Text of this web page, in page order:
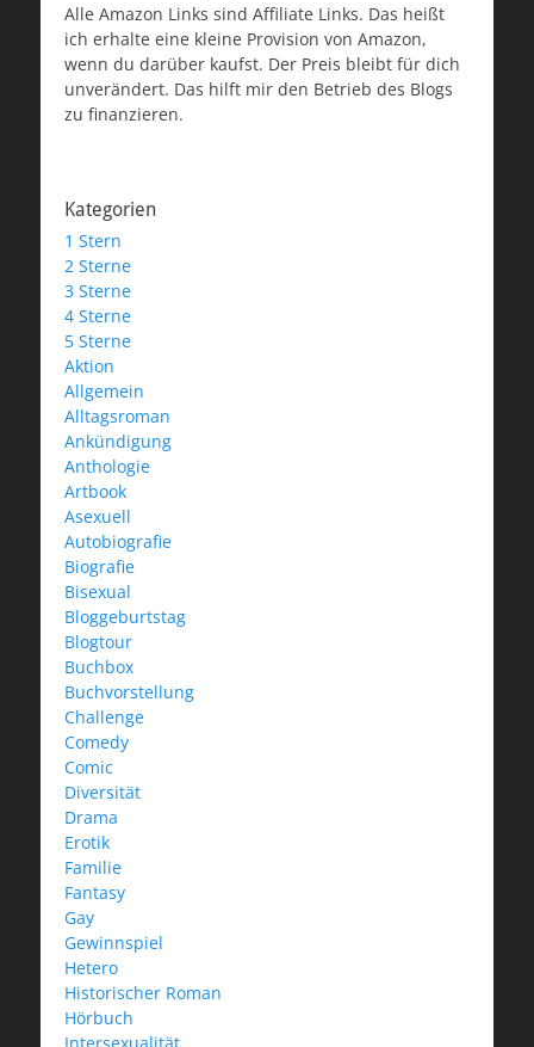
Alle Amazon Links sind Affiliate Links. Das heißt
ich erhalte eine kleine Provision von Amazon,
wenn du darüber kaufst. Der Preis bleibt für dich
unverändert. Das hilft mir den Betrieb des Blogs
zu finanzieren.
Kategorien
1 Stern
2 Sterne
3 Sterne
4 Sterne
5 Sterne
Aktion
Allgemein
Alltagsroman
Ankündigung
Anthologie
Artbook
Asexuell
Autobiografie
Biografie
Bisexual
Bloggeburtstag
Blogtour
Buchbox
Buchvorstellung
Challenge
Comedy
Comic
Diversität
Drama
Erotik
Familie
Fantasy
Gay
Gewinnspiel
Hetero
Historischer Roman
Hörbuch